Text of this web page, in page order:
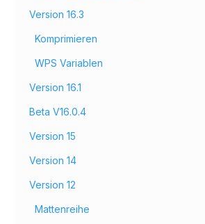
Version 16.3
Komprimieren
WPS Variablen
Version 16.1
Beta V16.0.4
Version 15
Version 14
Version 12
Mattenreihe